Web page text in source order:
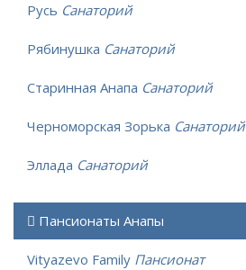
Русь Санаторий
Рябинушка Санаторий
Старинная Анапа Санаторий
Черноморская Зорька Санаторий
Эллада Санаторий
Пансионаты Анапы
Vityazevo Family Пансионат